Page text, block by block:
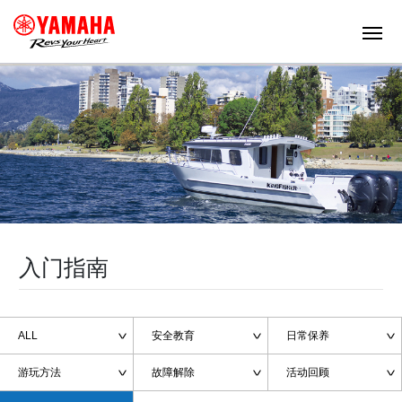
入门指南
ALL > 安全教育 > 日常保养 >
游玩方法 > 故障解除 > 活动回顾 >